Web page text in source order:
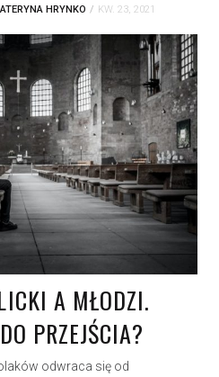
HRYNKO KW. 23, 2021
A MŁODZI.
PRZEJŚCIA?
odwraca się od